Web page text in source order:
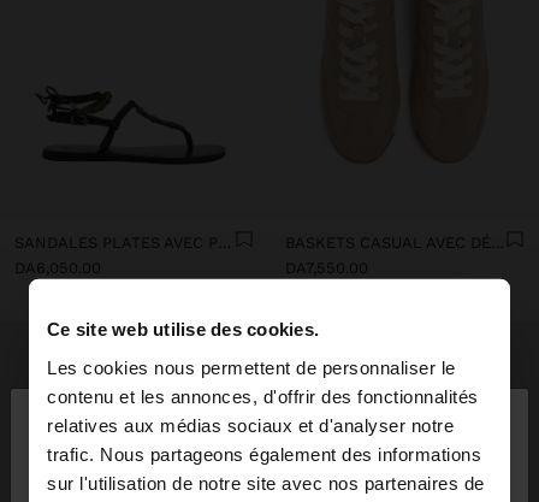
Ce site web utilise des cookies.
Les cookies nous permettent de personnaliser le
contenu et les annonces, d'offrir des fonctionnalités
relatives aux médias sociaux et d'analyser notre
trafic. Nous partageons également des informations
sur l'utilisation de notre site avec nos partenaires de
bonjour ×
Vous accédez au site depuis Algeria. Voulez-vous
DA6,050.00
DA7,550.00